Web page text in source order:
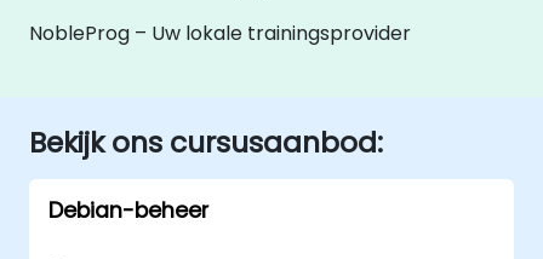
NobleProg – Uw lokale trainingsprovider
Bekijk ons cursusaanbod:
Debian-beheer